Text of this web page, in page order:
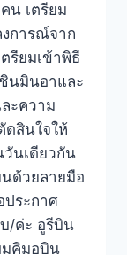
น เตรียม
การณ์จาก
รียมเข้าพิธี
นมินอาและ
ะความ
สินใจให้
นเดียวกัน
ด้วยลายมือ
ประกาศ
/ค่ะ อูรีบิน
คิมอูบิน